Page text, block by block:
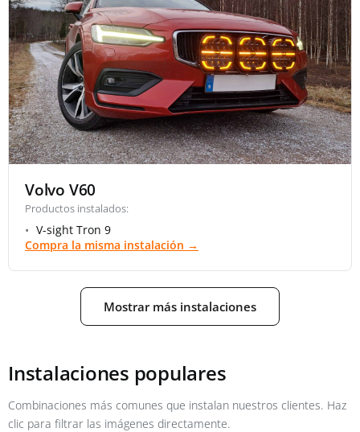
Volvo V60
Productos instalados:
V-sight Tron 9
Compra la misma instalación →
Mostrar más instalaciones
Instalaciones populares
Combinaciones más comunes que instalan nuestros clientes. Haz
clic para filtrar las imágenes directamente.